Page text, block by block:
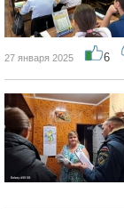
27 января 2025 6